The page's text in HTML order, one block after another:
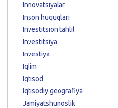
Innovatsiyalar
Inson huquqlari
Investitsion tahlil
Investitsiya
Investiya
Iqlim
Iqtisod
Iqtisodiy geografiya
Jamiyatshunoslik